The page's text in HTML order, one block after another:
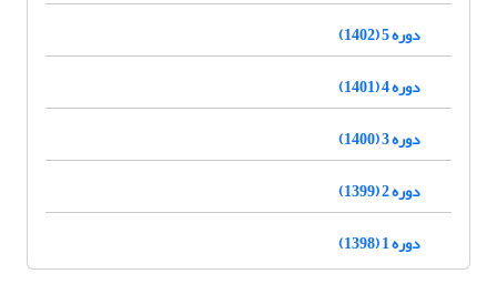
دوره 5 (1402)
دوره 4 (1401)
دوره 3 (1400)
دوره 2 (1399)
دوره 1 (1398)